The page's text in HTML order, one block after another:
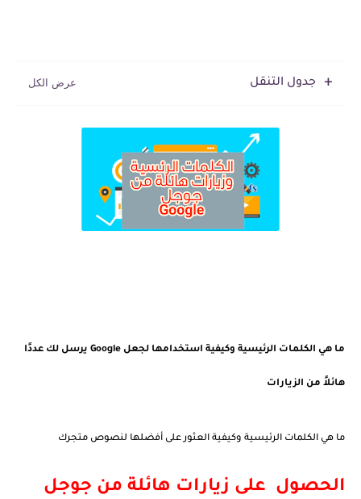
جدول التنقل
ما هي الكلمات الرئيسية وكيفية استخدامها لجعل Google يرسل لك عددًا
هائلاً من الزيارات
ما هي الكلمات الرئيسية وكيفية العثور على أفضلها لنصوص متجرك
الحصول على زيارات هائلة من جوجل